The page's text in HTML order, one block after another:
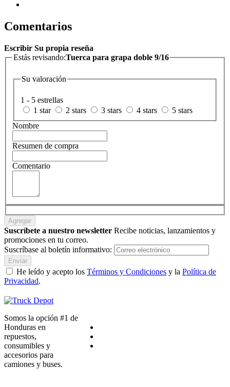
Comentarios
Escribir Su propia reseña
Estás revisando:Tuerca para grapa doble 9/16
Su valoración
1 - 5 estrellas
1 star
2 stars 3 stars 4 stars
5 stars
Nombre
Resumen de compra
Comentario
Agregar
Suscríbete a nuestro newsletter Recibe noticias, lanzamientos y
promociones en tu correo.
Suscríbase al boletín informativo:
Enviar
He leído y acepto los Términos y Condiciones y la Política de
Privacidad.
Somos la opción #1 de
Honduras en
repuestos,
consumibles y
accesorios para
camiones y buses.